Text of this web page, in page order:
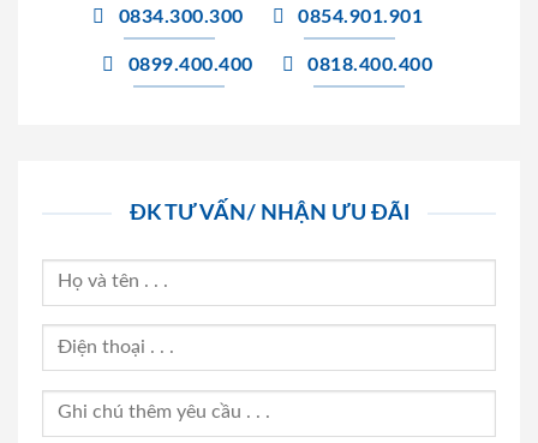
0834.300.300 0854.901.901
0899.400.400 0818.400.400
ĐK TƯ VẤN/ NHẬN ƯU ĐÃI